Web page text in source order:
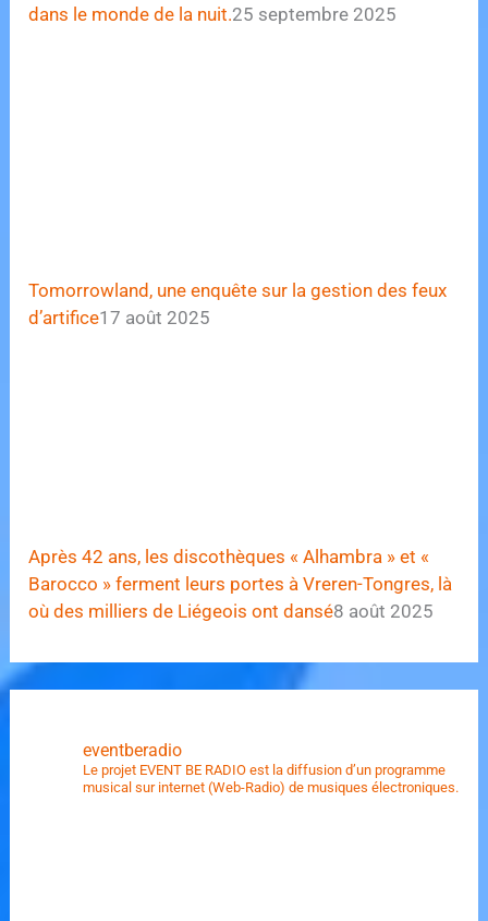
dans le monde de la nuit.25 septembre 2025
Tomorrowland, une enquête sur la gestion des feux
d’artifice17 août 2025
Après 42 ans, les discothèques « Alhambra » et «
Barocco » ferment leurs portes à Vreren-Tongres, là
où des milliers de Liégeois ont dansé8 août 2025
eventberadio
Le projet EVENT BE RADIO est la diffusion d’un programme
musical sur internet (Web-Radio) de musiques électroniques.